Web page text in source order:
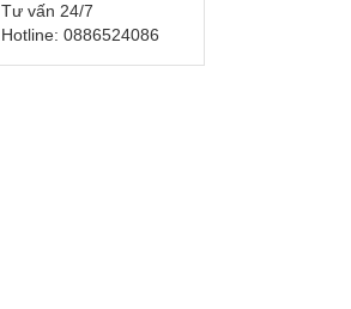
Tư vấn 24/7
Hotline: 0886524086